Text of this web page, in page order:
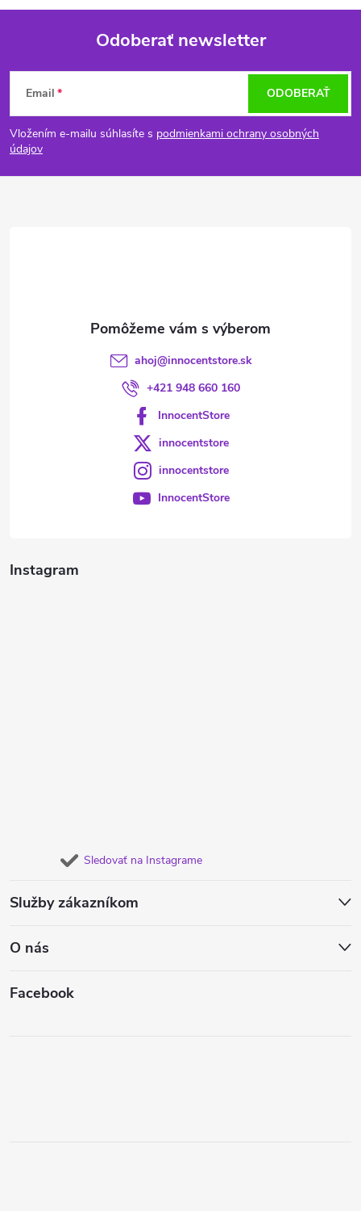
Z
á
p
Odoberať newsletter
Email
Vložením e-mailu súhlasíte s podmienkami ochrany osobných
údajov
ODOBERAŤ
Instagram
Sledovať na Instagrame
Služby zákazníkom
O nás
Facebook
ahoj@innocentstore.sk
+421 948 660 160
InnocentStore
innocentstore
innocentstore
InnocentStore